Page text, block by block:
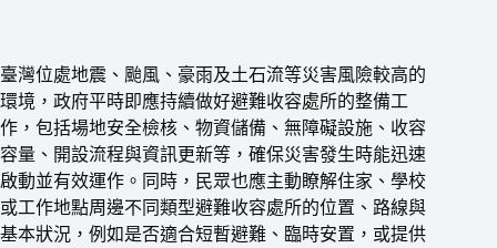
臺灣位處地震、颱風、豪雨及土石流等災害風險較高的
環境，政府平時即應持續做好避難收容處所的整備工
作，包括場地安全檢核、物資儲備、無障礙設施、收容
容量、開設流程與資訊更新等，確保災害發生時能迅速
啟動並有效運作。同時，民眾也應主動瞭解住家、學校
或工作地點周邊不同類型避難收容處所的位置、路線與
基本狀況，例如是否適合短暫避難、臨時安置，或提供